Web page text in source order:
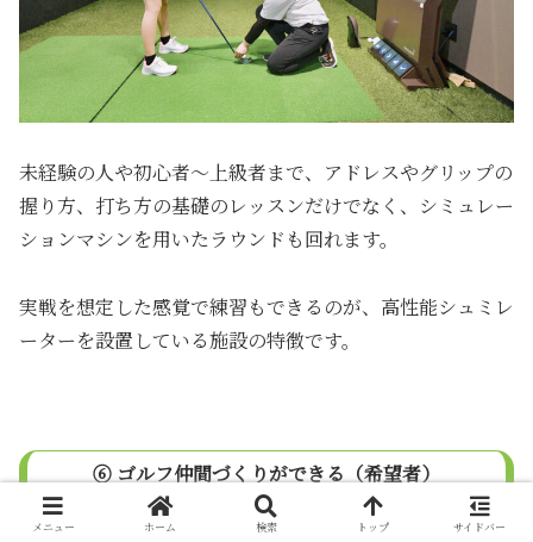
未経験の人や初心者～上級者まで、アドレスやグリップの
握り方、打ち方の基礎のレッスンだけでなく、シミュレー
ションマシンを用いたラウンドも回れます。
実戦を想定した感覚で練習もできるのが、高性能シュミレ
ーターを設置している施設の特徴です。
⑥ ゴルフ仲間づくりができる（希望者）
メニュー ホーム 検索 トップ サイドバー